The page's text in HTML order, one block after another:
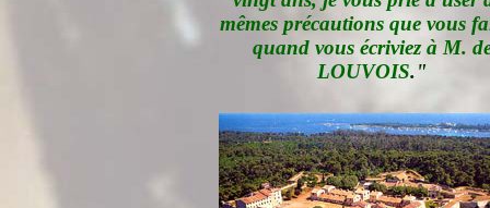
mêmes précautions que vous
quand vous écriviez à M.
LOUVOIS."